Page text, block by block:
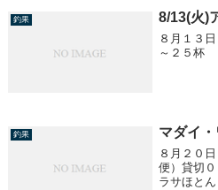
釣果 8/13(火)
８月１３
～２５杯
釣果 マダイ
８月２０
便）貸切
ラサほと